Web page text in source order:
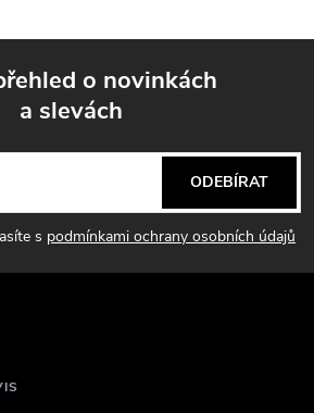
o novinkách
a slevách
s podmínkami ochrany osobních údajů
ODEBÍRAT